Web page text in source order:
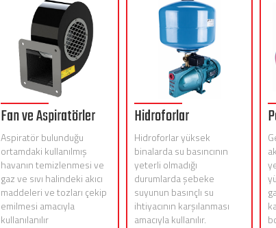
Fan ve Aspiratörler
Aspiratör bulunduğu
ortamdaki kullanılmış
havanın temizlenmesi ve
gaz ve sıvı halindeki akıcı
maddeleri ve tozları çekip
emilmesi amacıyla
kullanılanılır
Hidroforlar
Hidroforlar yüksek
binalarda su basıncının
yeterli olmadığı
durumlarda şebeke
suyunun basınçlı su
ihtiyacının karşılanması
amacıyla kullanılır.